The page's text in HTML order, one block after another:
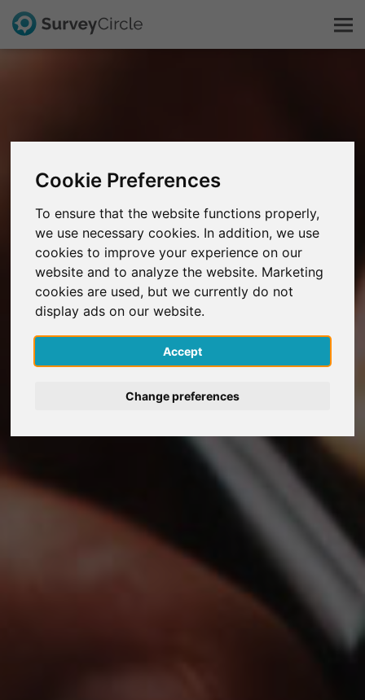
Cookie Preferences
To ensure that the website functions properly,
we use necessary cookies. In addition, we use
cookies to improve your experience on our
website and to analyze the website. Marketing
cookies are used, but we currently do not
display ads on our website.
Accept
Change preferences
Explorar la investigación
FAQ
Regístrate gratis
Iniciar sesión
English
Deutsch
Nederlands